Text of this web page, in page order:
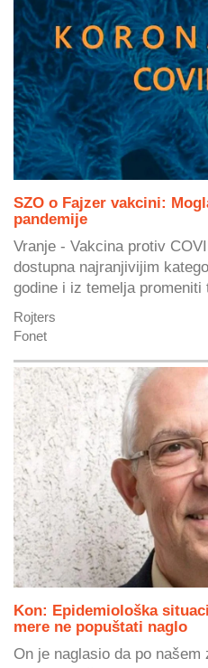
SZO o Fajzer vakcini:
pandemije
Vranje - Vakcina protiv
dostupna najranjivijim
godine i iz temelja promeniti
Rojters
Fonet
Kon: Epidemiološka
mere ne popuštati naglo
On je naglasio da po